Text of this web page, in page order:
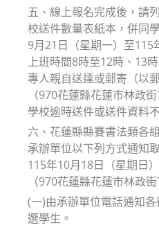
五、線上報名完成後，請
校送件數量表紙本，併同
9月21日（星期一）至115
上班時間8時至12時、13
專人親自送達或郵寄（以
（970花蓮縣花蓮市林政
學校逾時送件或送件資料
六、花蓮縣縣賽書法類各
承辦單位以下列方式通知
115年10月18日（星期日
（970花蓮縣花蓮市林政
(一)由承辦單位電話通知
選學生。